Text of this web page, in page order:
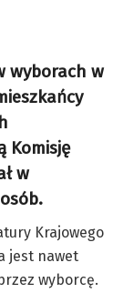
wyborach w
Komisję
w
Krajowego
jest nawet
wyborcę.